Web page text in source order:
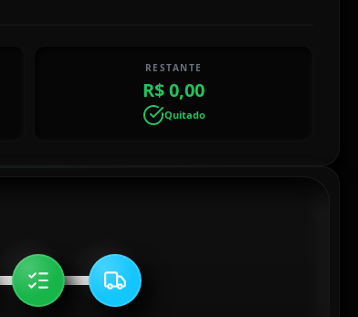
RESTANTE
R$ 0,00
Quitado